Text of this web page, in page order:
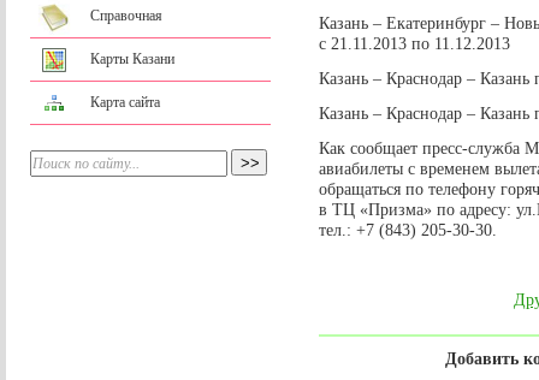
Справочная
Карты Казани
Карта сайта
Казань – Екатеринбург –
c 21.11.2013 по 11.12.2013
Казань – Краснодар –
Казань – Краснодар –
Как сообщает пресс-
авиабилеты с временем
обращаться по телефону
в ТЦ «Призма» по адресу:
тел.: +7 (843) 205-30-30.
Добавить